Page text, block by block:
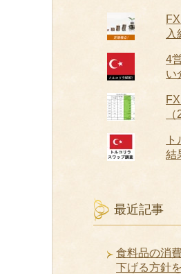
入
4
い
結
最近記事
食料品の消
下げる方針